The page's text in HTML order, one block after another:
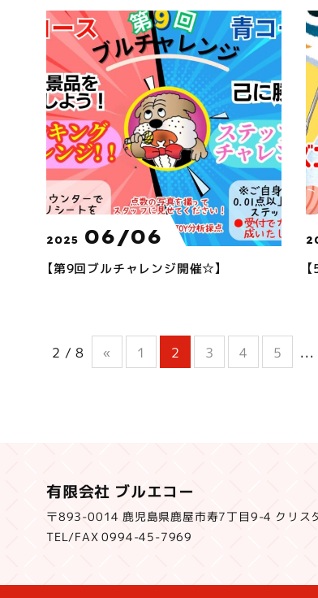
2025 06/06
【第9回ブルチャレンジ開催☆】
2 / 8 « 1 2 3 4 5 ...
有限会社 ブルエコー
〒893-0014 鹿児島県鹿屋市寿7丁目9-4 クリス
TEL/FAX 0994-45-7969